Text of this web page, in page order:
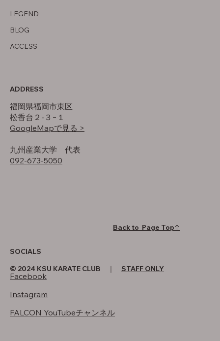
LEGEND
BLOG
ACCESS
ADDRESS
福岡県福岡市東区
松香台２-３−１
GoogleMapで見る >
​九州産業大学 代表
092-673-5050
SOCIALS
Facebook
Instagram
FALCON YouTubeチャンネル
Back to Page Top↑
© 2024 KSU KARATE CLUB ｜ STAFF ONLY